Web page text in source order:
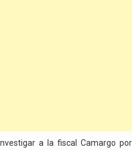
a la fiscal Camargo por